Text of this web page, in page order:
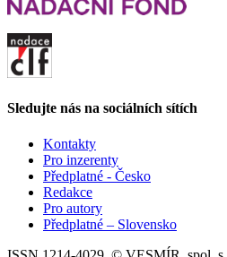
Sledujte nás na sociálních sítích
Kontakty
Pro inzerenty
Předplatné - Česko
Redakce
Pro autory
Předplatné – Slovensko